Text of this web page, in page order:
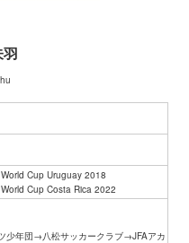
Cup Uruguay 2018
Cup Costa Rica 2022
少年団→八松サッカークラブ→JFAアカ